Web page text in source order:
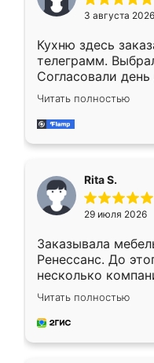
3 августа 2026
Кухню здесь
телеграмм.
Согласовали
недели кухня
довольны
мебель за
Читать полностью
Rita S.
29 июля 2026
Заказывала
Ренессанс. До
несколько
эту. Сначала
приехал
и снял размеры.
Читать полностью